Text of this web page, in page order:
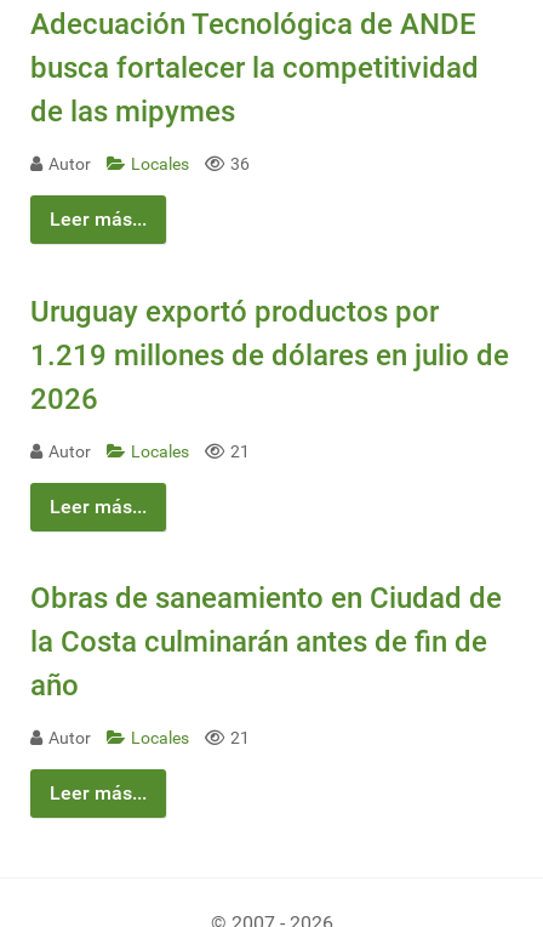
Adecuación Tecnológica de ANDE
busca fortalecer la competitividad
de las mipymes
Autor Locales 36
Leer más...
Uruguay exportó productos por
1.219 millones de dólares en julio de
2026
Autor Locales 21
Leer más...
Obras de saneamiento en Ciudad de
la Costa culminarán antes de fin de
año
Autor Locales 21
Leer más...